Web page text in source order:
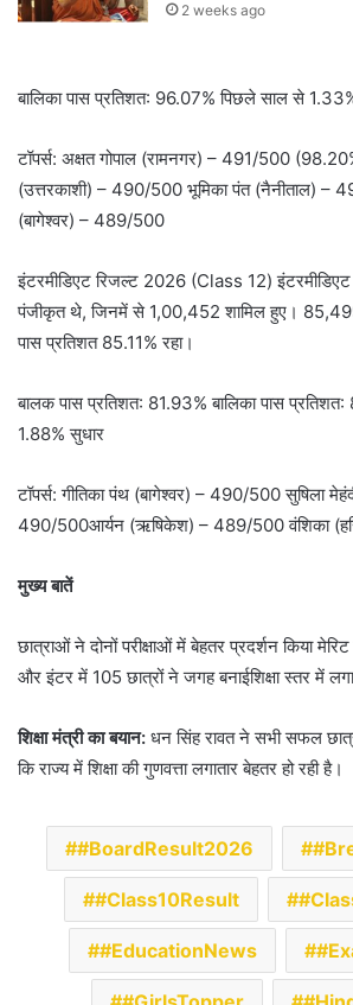
2 weeks ago
बालिका पास प्रतिशत: 96.07% पिछले साल से
टॉपर्स: अक्षत गोपाल (रामनगर) – 491/500
(उत्तरकाशी) – 490/500 भूमिका पंत (नैनीताल) –
(बागेश्वर) – 489/500
इंटरमीडिएट रिजल्ट 2026 (Class 12)
पंजीकृत थे, जिनमें से 1,00,452 शामिल हुए।
पास प्रतिशत 85.11% रहा।
बालक पास प्रतिशत: 81.93% बालिका पास
1.88% सुधार
टॉपर्स: गीतिका पंथ (बागेश्वर) – 490/500 सुषिला
490/500आर्यन (ऋषिकेश) – 489/500 वंशिका
मुख्य बातें
छात्राओं ने दोनों परीक्षाओं में बेहतर प्रदर्शन किया
और इंटर में 105 छात्रों ने जगह बनाईशिक्षा स्तर में
शिक्षा मंत्री का बयान: धन सिंह रावत ने सभी सफल
कि राज्य में शिक्षा की गुणवत्ता लगातार बेहतर हो रही है।
#BoardResult2026
#Class10Result
#EducationNews